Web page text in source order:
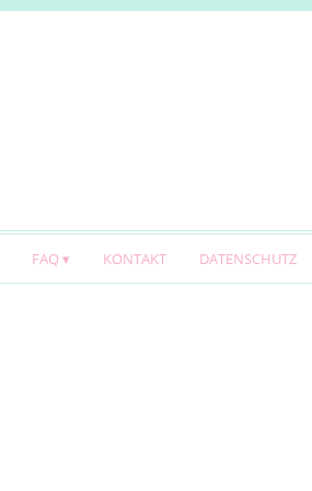
FAQ KONTAKT DATENSCHUTZ